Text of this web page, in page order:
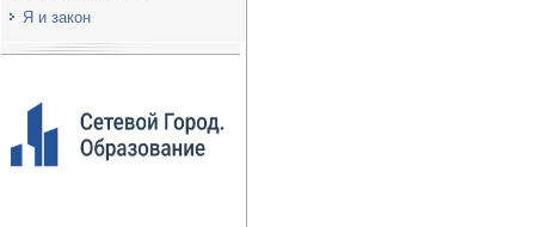
Я и закон